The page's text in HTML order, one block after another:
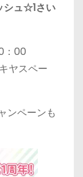
シュ☆1さい
：00
ヤスペー
ンペーンも